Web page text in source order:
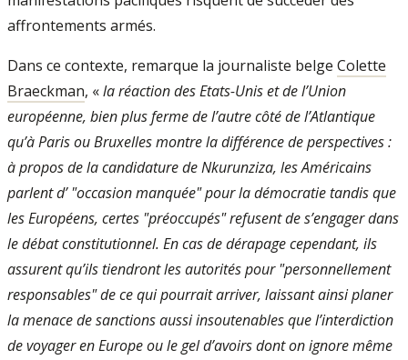
affrontements armés.
Dans ce contexte, remarque la journaliste belge Colette
Braeckman, «la réaction des Etats­-Unis et de l’Union
européenne, bien plus ferme de l’autre côté de l’Atlantique
qu’à Paris ou Bruxelles montre la différence de perspectives :
à propos de la candidature de Nkurunziza, les Américains
parlent d’ "occasion man­quée" pour la démocratie tandis que
les Européens, certes "préoccupés" refusent de s’engager dans
le débat constitutionnel. En cas de dérapage cependant, ils
assurent qu’ils tiendront les autorités pour "personnellement
responsables" de ce qui pourrait arriver, laissant ainsi planer
la menace de sanctions aussi insoutenables que l’interdiction
de voyager en Europe ou le gel d’avoirs dont on ignore même